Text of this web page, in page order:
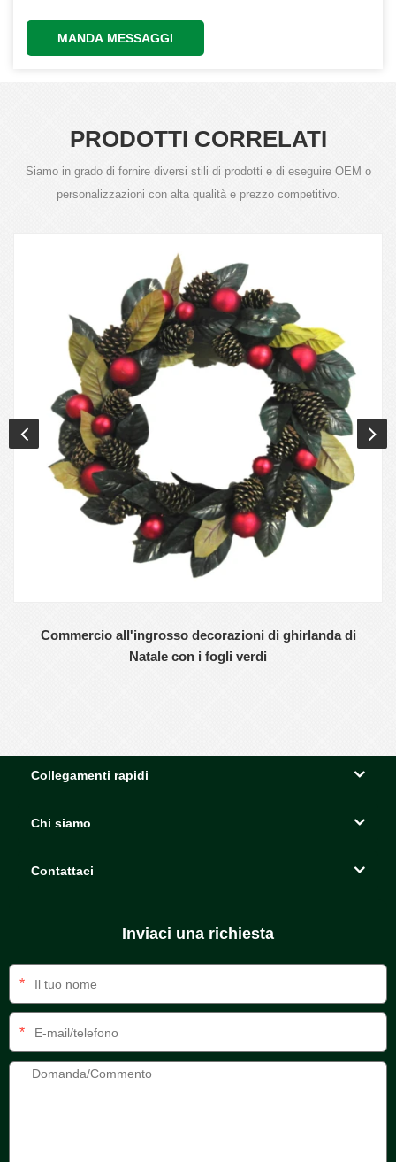
MANDA MESSAGGI
PRODOTTI CORRELATI
Siamo in grado di fornire diversi stili di prodotti e di eseguire OEM o
personalizzazioni con alta qualità e prezzo competitivo.
Commercio all'ingrosso decorazioni di ghirlanda di
Natale con i fogli verdi
Collegamenti rapidi
Chi siamo
Contattaci
Inviaci una richiesta
*
*